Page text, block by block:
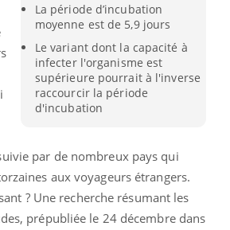
La période d’incubation
moyenne est de 5,9 jours
Le variant dont la capacité à
infecter l'organisme est
supérieure pourrait à l'inverse
raccourcir la période
d'incubation
par de nombreux pays qui
aux voyageurs étrangers.
? Une recherche résumant les
prépubliée le 24 décembre dans